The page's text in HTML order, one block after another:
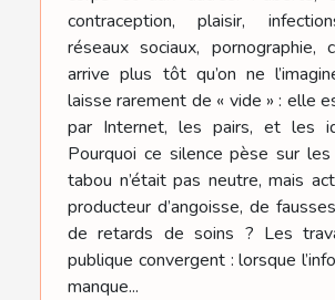
contraception, plaisir,
réseaux sociaux, pornographie,
arrive plus tôt qu’on ne
laisse rarement de « vide » : elle
par Internet, les pairs, et les
Pourquoi ce silence pèse sur
tabou n’était pas neutre, mais
producteur d’angoisse, de
de retards de soins ? Les
publique convergent : lorsque
manque...